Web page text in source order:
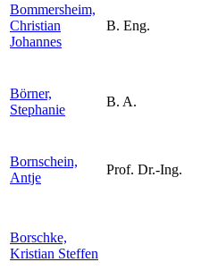
Bommersheim,
Christian
Johannes
B. Eng.
Börner,
Stephanie
B. A.
Bornschein,
Antje
Prof. Dr.-Ing.
Borschke,
Kristian Steffen